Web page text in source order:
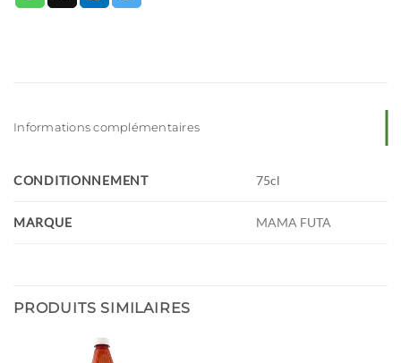
Informations complémentaires
CONDITIONNEMENT 75cl
MARQUE MAMA FUTA
PRODUITS SIMILAIRES